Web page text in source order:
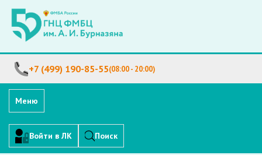
+7 (499) 190-85-55(08:00 - 20:00)
Меню
Войти в ЛК Поиск